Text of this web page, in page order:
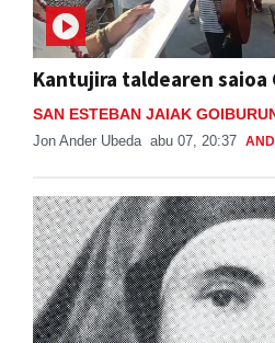
Kantujira taldearen
SAN ESTEBAN JAIAK
Jon Ander Ubeda abu 07, 20:37